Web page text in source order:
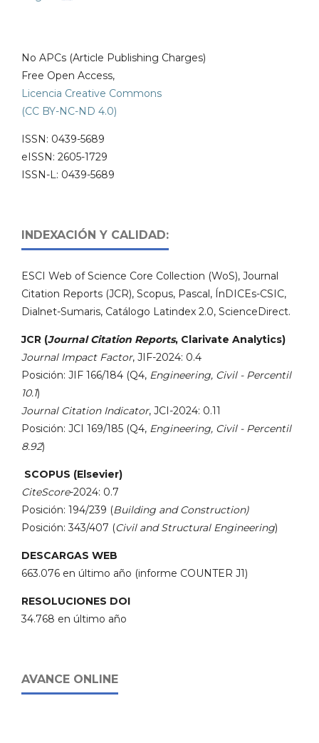
No APCs (Article Publishing Charges)
Free Open Access,
Licencia Creative Commons
(CC BY-NC-ND 4.0)
ISSN: 0439-5689
eISSN: 2605-1729
ISSN-L: 0439-5689
INDEXACIÓN Y CALIDAD:
ESCI Web of Science Core Collection (WoS), Journal
Citation Reports (JCR), Scopus, Pascal, ÍnDICEs-CSIC,
Dialnet-Sumaris, Catálogo Latindex 2.0, ScienceDirect.
JCR (Journal Citation Reports, Clarivate Analytics)
Journal Impact Factor, JIF-2024: 0.4
Posición: JIF 166/184 (Q4, Engineering, Civil - Percentil
10.1)
Journal Citation Indicator, JCI-2024: 0.11
Posición: JCI 169/185 (Q4, Engineering, Civil - Percentil
8.92)
SCOPUS (Elsevier)
CiteScore-2024: 0.7
Posición: 194/239 (Building and Construction)
Posición: 343/407 (Civil and Structural Engineering)
DESCARGAS WEB
663.076 en último año (informe COUNTER J1)
RESOLUCIONES DOI
34.768 en último año
AVANCE ONLINE